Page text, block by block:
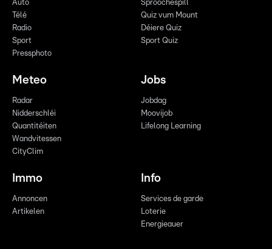
Auto
Télé
Radio
Sport
Pressphoto
Sproochespill
Quiz vum Mount
Déiere Quiz
Sport Quiz
Meteo
Radar
Nidderschléi
Quantitéiten
Wandvitessen
CityClim
Jobs
Jobdag
Moovijob
Lifelong Learning
Immo
Annoncen
Artikelen
Info
Services de garde
Loterie
Energieauer